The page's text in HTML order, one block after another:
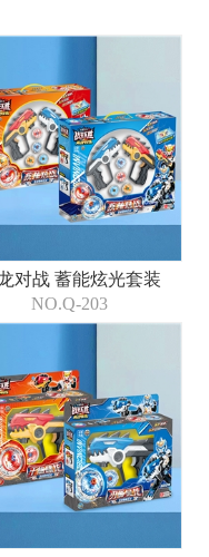
对战 蓄能炫光套装
NO.Q-203